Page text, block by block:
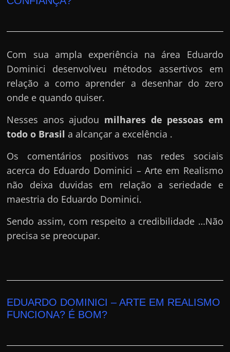
a
c
m
o
?
🤔
Com sua ampla experiência na área Eduardo
Dominici desenvolveu métodos assertivos em
relação a como aprender a desenhar do zero
onde e quando quiser.
Nesses anos ajudou milhares de pessoas em
todo o Brasil a alcançar a excelência .
Os comentários positivos nas redes sociais
acerca do Eduardo Dominici – Arte em Realismo
não deixa duvidas em relação a seriedade e
maestria do Eduardo Dominici.
Sendo assim, com respeito a credibilidade …Não
precisa se preocupar.
EDUARDO DOMINICI – ARTE EM REALISMO
FUNCIONA? É BOM?